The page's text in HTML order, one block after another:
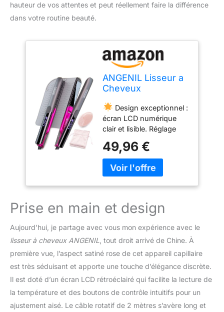
hauteur de vos attentes et peut réellement faire la différence
dans votre routine beauté.
ANGENIL Lisseur a
Cheveux
Ionique,fer à Lisser
2,5 cm de Salon,
Lisser les Cheveux,
Voltage Universel,
230 ℃
Professionnel
Haute Température,
cm-grey)
Design exceptionnel :
écran LCD numérique
clair et lisible. Réglage
température grâce aux
boutons latéraux.
Poignée ergonomique
en silicone protège le
lisseur des brûlures et
protège votre bureau.
S'enroule facilement
lorsqu'il n'est pas utilisé
Chauffage rapide en
20 secondes : 9 réglages
de température précis
(160-230 °C). Une
chauffe ultra-rapide en
20 secondes réduit de
49,96 €
Prise en main et design
Aujourd’hui, je partage avec vous mon expérience avec le
lisseur à cheveux ANGENIL
, tout droit arrivé de Chine. À
première vue, l’aspect satiné rose de cet appareil capillaire
est très séduisant et apporte une touche d’élégance discrète.
Il est doté d’un écran LCD rétroéclairé qui facilite la lecture de
la température et des boutons de contrôle intuitifs pour un
ajustement aisé. Le câble rotatif de 2 mètres s’avère long et